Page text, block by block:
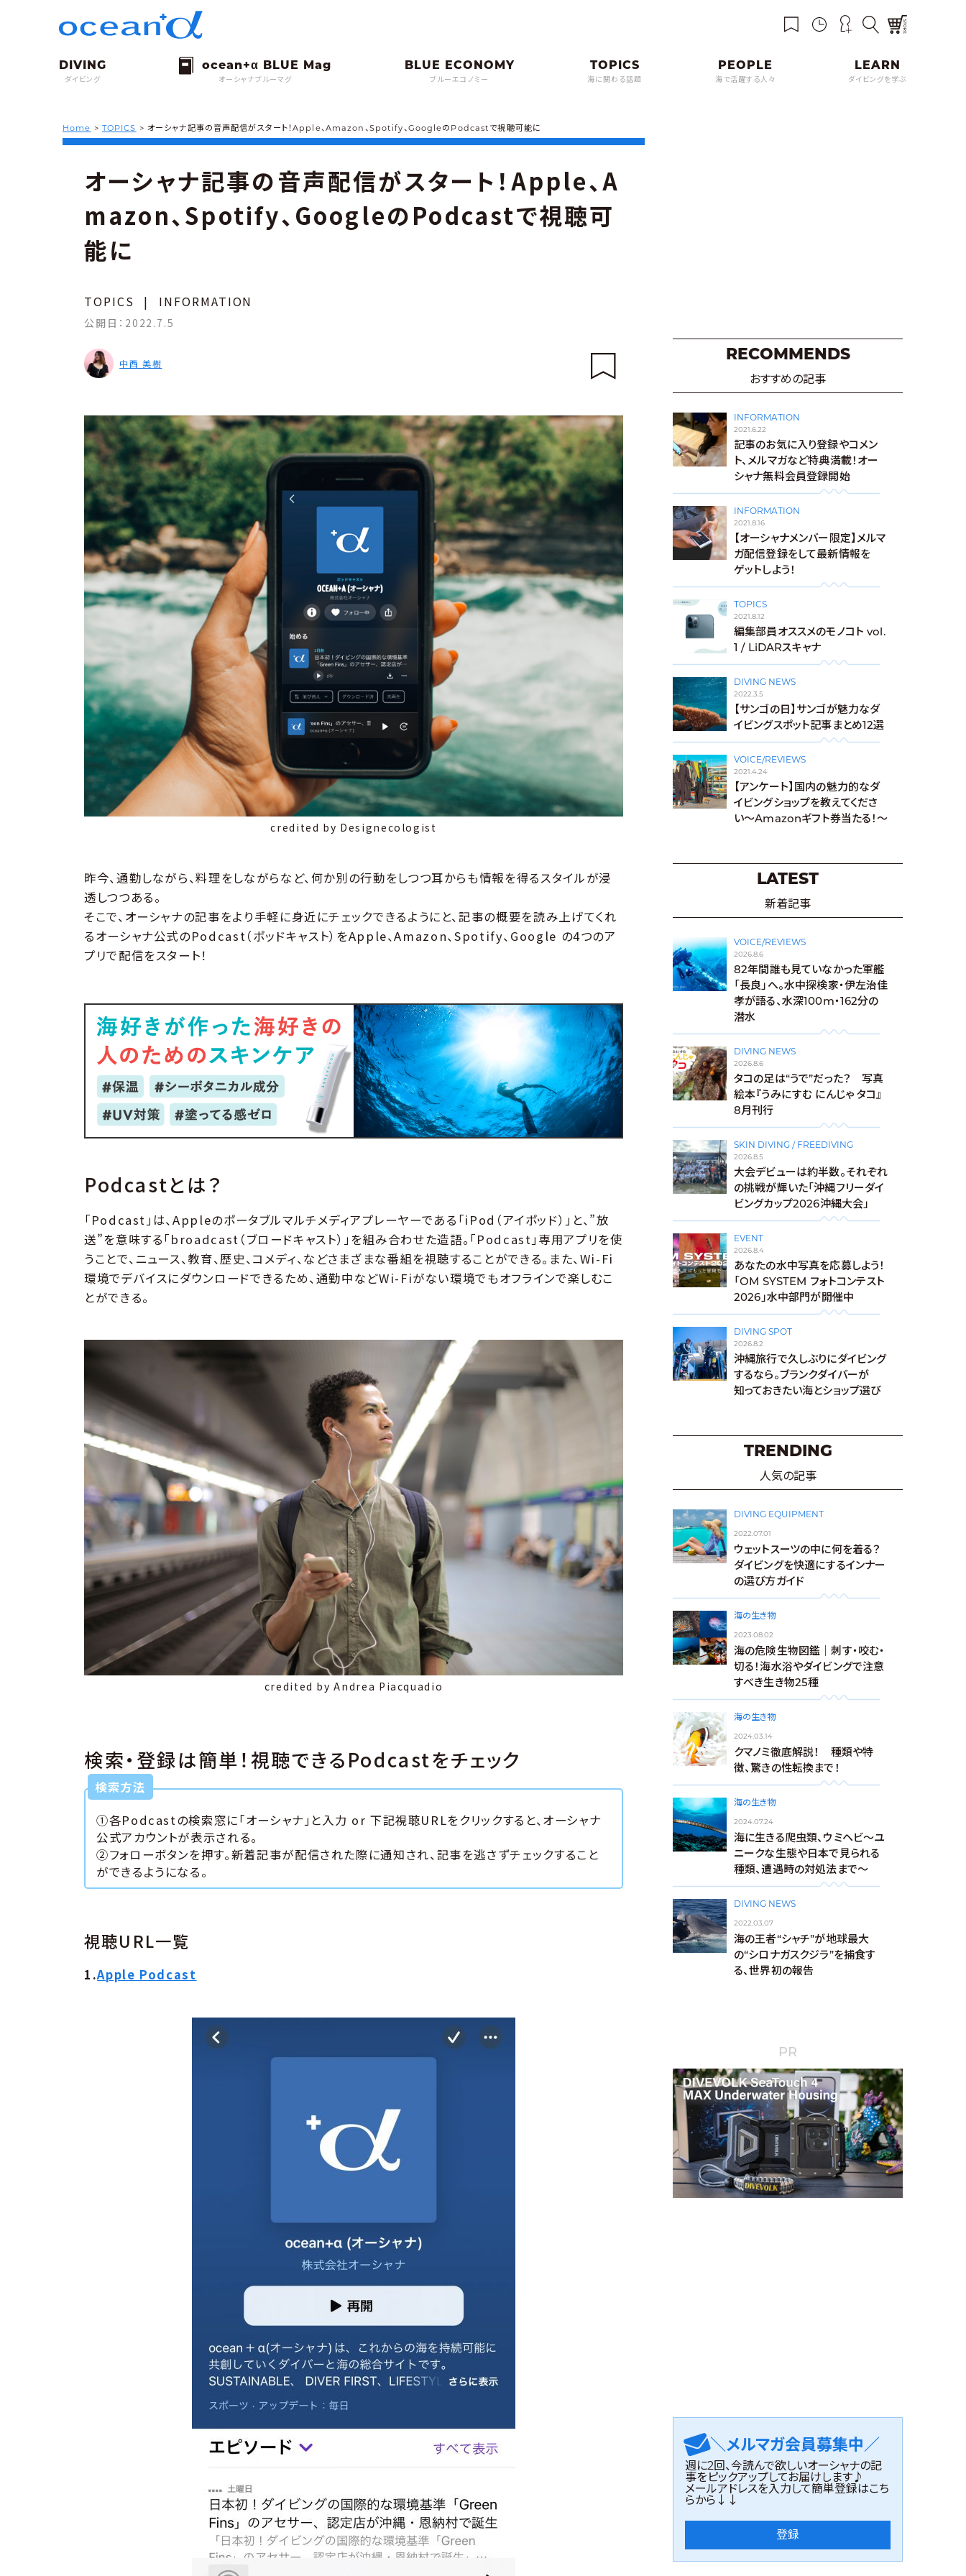
ダイビング オーシャナブルーマグ ブルーエコノミー 海に関わる話題 海で活躍する人々 ダイビングを学ぶ
Home > TOPICS > オーシャナ記事の音声配信がスタート！Apple、Amazon、Spotify、GoogleのPodcastで視聴可能に
オーシャナ記事の音声配信がスタート！Apple、A
mazon、Spotify、GoogleのPodcastで視聴可
能に
TOPICS | INFORMATION
公開日： 2022.7.5
中西 美樹
credited by Designecologist
昨今、通勤しながら、料理をしながらなど、何か別の行動をしつつ耳からも情報を得るスタイルが浸
透しつつある。
そこで、オーシャナの記事をより手軽に身近にチェックできるようにと、記事の概要を読み上げてくれ
るオーシャナ公式のPodcast（ポッドキャスト）をApple、Amazon、Spotify、Google の4つのア
プリで配信をスタート！
Podcastとは？
「Podcast」は、Appleのポータブルマルチメディアプレーヤーである「iPod（アイポッド）」と、”放
送”を意味する「broadcast（ブロードキャスト）」を組み合わせた造語。「Podcast」専用アプリを使
うことで、ニュース、教育、歴史、コメディ、などさまざまな番組を視聴することができる。また、Wi-Fi
環境でデバイスにダウンロードできるため、通勤中などWi-Fiがない環境でもオフラインで楽しむこ
とができる。
credited by Andrea Piacquadio
検索・登録は簡単！視聴できるPodcastをチェック
検索方法
①各Podcastの検索窓に「オーシャナ」と入力 or 下記視聴URLをクリックすると、オーシャナ
公式アカウントが表示される。
②フォローボタンを押す。新着記事が配信された際に通知され、記事を逃さずチェックすること
ができるようになる。
視聴URL一覧
1.Apple Podcast
RECOMMENDS
おすすめの記事
INFORMATION
2021.6.22
記事のお気に入り登録やコメン
ト、メルマガなど特典満載！オー
シャナ無料会員登録開始
INFORMATION
2021.8.16
【オーシャナメンバー限定】メルマ
ガ配信登録をして最新情報を
ゲットしよう！
TOPICS
2021.8.12
編集部員オススメのモノコト vol.
1 / LiDARスキャナ
DIVING NEWS
2022.3.5
【サンゴの日】サンゴが魅力なダ
イビングスポット記事まとめ12選
VOICE/REVIEWS
2021.4.24
【アンケート】国内の魅力的なダ
イビングショップを教えてくださ
い〜Amazonギフト券当たる！〜
LATEST
新着記事
VOICE/REVIEWS
2026.8.6
82年間誰も見ていなかった軍艦
「長良」へ。水中探検家・伊左治佳
孝が語る、水深100m・162分の
潜水
DIVING NEWS
2026.8.6
タコの足は“うで”だった？ 写真
絵本『うみにすむ にんじゃ タコ』
8月刊行
SKIN DIVING / FREEDIVING
2026.8.5
大会デビューは約半数。それぞれ
の挑戦が輝いた「沖縄フリーダイ
ビングカップ2026沖縄大会」
EVENT
2026.8.4
あなたの水中写真を応募しよう！
「OM SYSTEM フォトコンテスト
2026」水中部門が開催中
DIVING SPOT
2026.8.2
沖縄旅行で久しぶりにダイビング
するなら。ブランクダイバーが
知っておきたい海とショップ選び
TRENDING
人気の記事
DIVING EQUIPMENT
2022.07.01
ウェットスーツの中に何を着る？
ダイビングを快適にするインナー
の選び方ガイド
海の生き物
2023.08.02
海の危険生物図鑑｜刺す・咬む・
切る！海水浴やダイビングで注意
すべき生き物25種
海の生き物
2024.03.14
クマノミ徹底解説！ 種類や特
徴、驚きの性転換まで！
海の生き物
2024.07.24
海に生きる爬虫類、ウミヘビ～ユ
ニークな生態や日本で見られる
種類、遭遇時の対処法まで～
DIVING NEWS
2022.03.07
海の王者“シャチ”が地球最大
の“シロナガスクジラ”を捕食す
る、世界初の報告
PR
＼メルマガ会員募集中／
週に2回、今読んで欲しいオーシャナの記
事をピックアップしてお届けします♪
メールアドレスを入力して簡単登録はこち
らから↓↓
登録